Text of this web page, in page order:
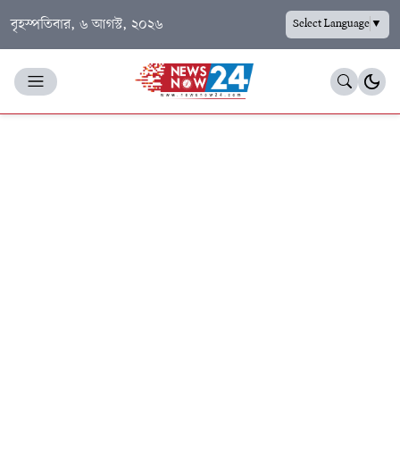
বৃহস্পতিবার, ৬ আগস্ট, ২০২৬ Select Language▼